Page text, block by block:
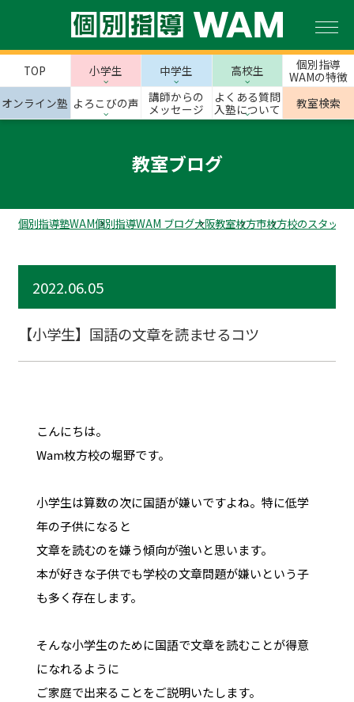
TOP 小学生 中学生 高校生
個別指導
WAMの特徴
オンライン塾 よろこびの声
講師からの
メッセージ
よくある質問
入塾について
教室検索
教室ブログ
個別指導塾WAM個別指導WAM ブログ大阪教室枚方市枚方校のスタッフ
2022.06.05
【小学生】国語の文章を読ませるコツ
こんにちは。
Wam枚方校の堀野です。
小学生は算数の次に国語が嫌いですよね。特に低学
年の子供になると
文章を読むのを嫌う傾向が強いと思います。
本が好きな子供でも学校の文章問題が嫌いという子
も多く存在します。
そんな小学生のために国語で文章を読むことが得意
になれるように
ご家庭で出来ることをご説明いたします。